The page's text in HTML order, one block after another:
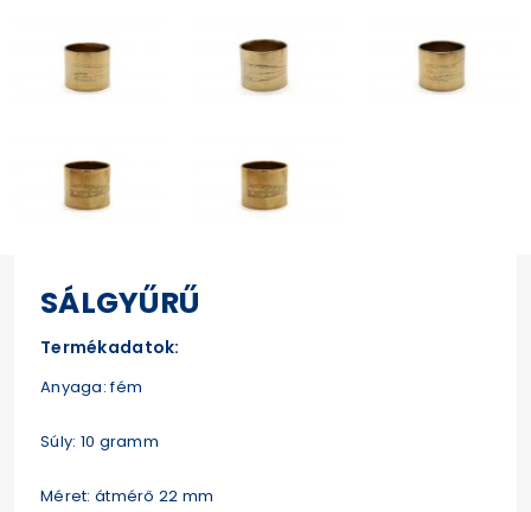
SÁLGYŰRŰ
Termékadatok:
Anyaga: fém
Súly: 10 gramm
Méret: átmérő 22 mm